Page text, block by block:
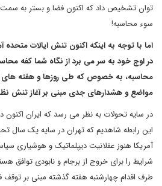
توان تشخیص داد که اکنون فضا و بستر به
سوء محاسبه!
اما با توجه به اینکه اکنون تنش ایالات متحده
در اوج خود به سر می برد از نگاه شما کفه
محاسبه، به خصوص که طی روزها و هفته های
مواضع و هشدارهای جدی مبنی بر آغاز تنش
در سایه تحولات به نظر می رسد که ایران اکنون
این رابطه شاهدیم که تهران در سایه یک سال
آمریکا هنوز عقلانیت دیپلماتیک و هوشیاری
شرایط را برای خروج از برجام و نابودی توافق
طرف اقدام چهارشنبه هفته گذشته مبنی بر